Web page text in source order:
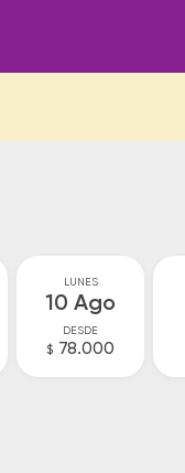
LUNES
10 Ago
DESDE
$ 78.000